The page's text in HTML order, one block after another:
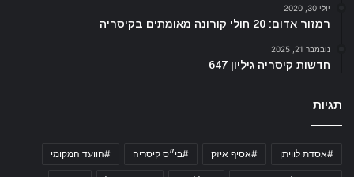
יולי 30, 2020
רמזור אדום: 20 חולי קורונה מאומתים בקיסריה
נובמבר 21, 2025
חדשות קיסריה גיליון 647
תגיות
#אסדת לוויתן #אסיף איזק #בי״ס קיסריה #הוועד המקומי